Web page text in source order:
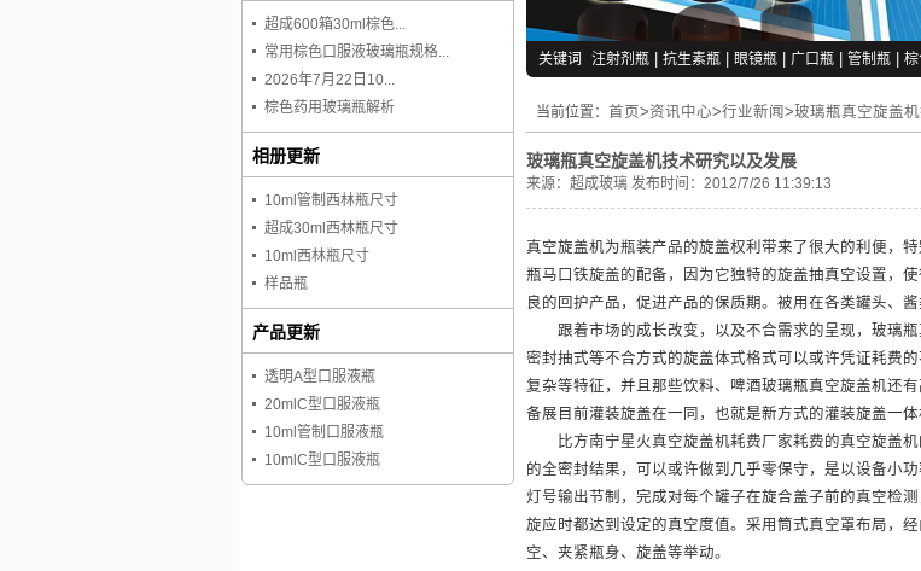
关键词 注射剂瓶 抗生素瓶 眼镜瓶 广口瓶 管制瓶
当前位置： 首页>资讯中心>行业新闻 >玻璃瓶真空旋盖
玻璃瓶真空旋盖机技术研究以及发展
来源： 超成玻璃 发布时间：2012/7/26 11:39:13
真空旋盖机为瓶装产品的旋盖权利带来了很大的利便，特
瓶马口铁旋盖的配备，因为它独特的旋盖抽真空设置，
良的回护产品，促进产品的保质期。被用在各类罐头、
跟着市场的成长改变，以及不合需求的呈现，玻璃瓶
密封抽式等不合方式的旋盖体式格式可以或许凭证耗费
复杂等特征，并且那些饮料、啤酒玻璃瓶真空旋盖机还
备展目前灌装旋盖在一同，也就是新方式的灌装旋盖一
比方南宁星火真空旋盖机耗费厂家耗费的真空旋盖机
的全密封结果，可以或许做到几乎零保守，是以设备小
灯号输出节制，完成对每个罐子在旋合盖子前的真空检
旋应时都达到设定的真空度值。采用筒式真空罩布局，
空、夹紧瓶身、旋盖等举动。
超成600箱30ml棕色...
常用棕色口服液玻璃瓶规格...
2026年7月22日10...
棕色药用玻璃瓶解析
相册更新
10ml管制西林瓶尺寸
超成30ml西林瓶尺寸
10ml西林瓶尺寸
样品瓶
产品更新
透明A型口服液瓶
20mlC型口服液瓶
10ml管制口服液瓶
10mlC型口服液瓶